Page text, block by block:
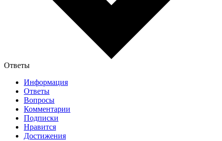
Ответы
Информация
Ответы
Вопросы
Комментарии
Подписки
Нравится
Достижения